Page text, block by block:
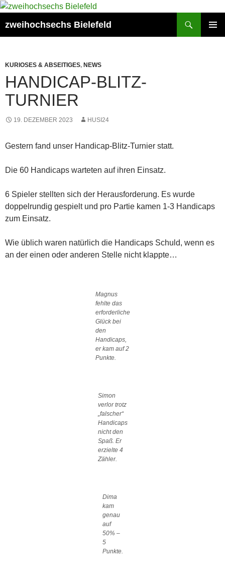
Zum
springen
zweihochsechs Bielefeld
KURIOSES & ABSEITIGES, NEWS
HANDICAP-BLITZ-
TURNIER
19. DEZEMBER 2023 HUSI24
Gestern fand unser Handicap-Blitz-Turnier statt.
Die 60 Handicaps warteten auf ihren Einsatz.
6 Spieler stellten sich der Herausforderung. Es wurde
doppelrundig gespielt und pro Partie kamen 1-3 Handicaps
zum Einsatz.
Wie üblich waren natürlich die Handicaps Schuld, wenn es
an der einen oder anderen Stelle nicht klappte…
Magnus
fehlte das
erforderliche
Glück bei
den
Handicaps,
er kam auf 2
Punkte.
Simon
verlor trotz
„falscher“
Handicaps
nicht den
Spaß. Er
erzielte 4
Zähler.
Dima
kam
genau
auf
50% –
5
Punkte.